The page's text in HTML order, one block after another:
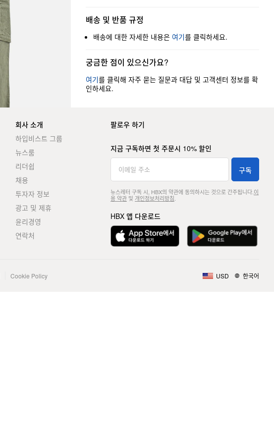
배송 및 반품 규정
배송에 대한 자세한 내용은 여기를 클릭하세요.
궁금한 점이 있으신가요?
여기를 클릭해 자주 묻는 질문과 대답 및 고객센터 정보를 확
인하세요.
회사 소개
하입비스트 그룹
뉴스룸
리더쉽
채용
투자자 정보
광고 및 제휴
윤리경영
연락처
팔로우 하기
지금 구독하면 첫 주문시 10% 할인
구독
뉴스레터 구독 시, HBX의 약관에 동의하시는 것으로 간주됩니다. 이
용 약관및 개인정보처리방침
HBX 앱 다운로드
Cookie Policy USD 한국어